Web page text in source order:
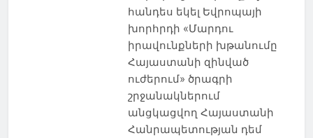
հանդես եկել Եվրոպայի
խորհրդի «Մարդու
իրավունքների խթանումը
Հայաստանի զինված
ուժերում» ծրագրի
շրջանակներում
անցկացվող Հայաստանի
Հանրապետության դեմ